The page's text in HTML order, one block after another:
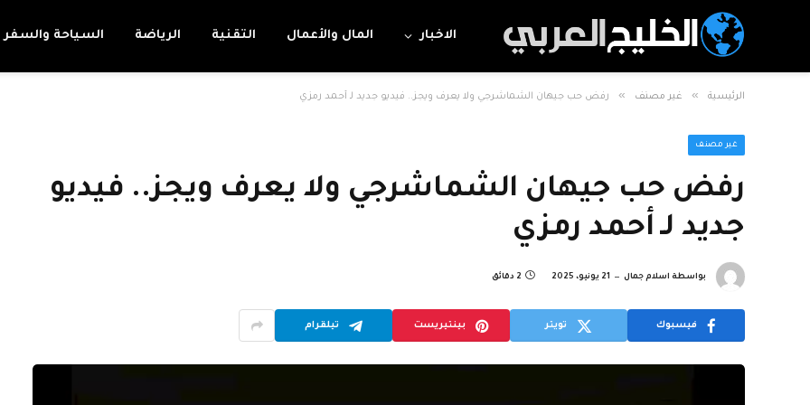
الاخبار المال والأعمال التقنية الرياضة السياحة والسفر
الرئيسية » غير مصنف » رفض حب جيهان الشماشرجي ولا يعرف ويجز.. فيديو جديد لـ أحمد رمزي
غير مصنف
رفض حب جيهان الشماشرجي ولا يعرف ويجز.. فيديو
جديد لـ أحمد رمزي
بواسطة اسلام جمال 21 يونيو، 2025 2 دقائق
فيسبوك تويتر بينتيريست تيلقرام